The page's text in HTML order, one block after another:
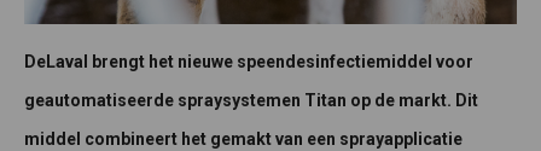
DeLaval brengt het nieuwe speendesinfectiemiddel voor
geautomatiseerde spraysystemen Titan op de markt. Dit
middel combineert het gemakt van een sprayapplicatie